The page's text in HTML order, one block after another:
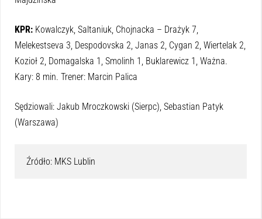
KPR: Kowalczyk, Saltaniuk, Chojnacka – Drażyk 7,
Melekestseva 3, Despodovska 2, Janas 2, Cygan 2, Wiertelak 2,
Kozioł 2, Domagalska 1, Smolinh 1, Buklarewicz 1, Ważna.
Kary: 8 min. Trener: Marcin Palica
Sędziowali: Jakub Mroczkowski (Sierpc), Sebastian Patyk
(Warszawa)
Źródło: MKS Lublin